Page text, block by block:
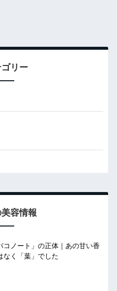
ゴリー
容情報
コノート」の正体｜あの甘い香
なく「葉」でした